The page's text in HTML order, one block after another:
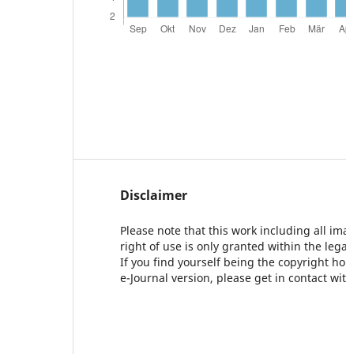
Disclaimer
Please note that this work including all
right of use is only granted within the
If you find yourself being the copyright
e-Journal version, please get in contact